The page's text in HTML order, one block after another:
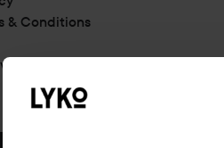
& Conditions